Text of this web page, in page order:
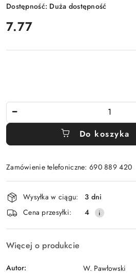
Dostępność: Duża dostępność
cena:
7.77
Do koszyka
Zamówienie telefoniczne: 690 889 420
Wyślij
Dostępność
i
dostawa
Wysyłka w ciągu:
3 dni
Cena przesyłki:
4
Więcej o produkcie
Autor: W. Pawłowski